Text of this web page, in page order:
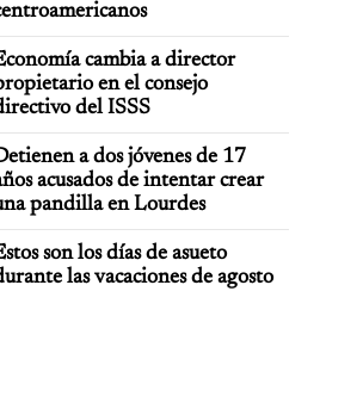
cambia a director
en el consejo
del ISSS
a dos jóvenes de 17
acusados de intentar crear
pandilla en Lourdes
son los días de asueto
las vacaciones de agosto